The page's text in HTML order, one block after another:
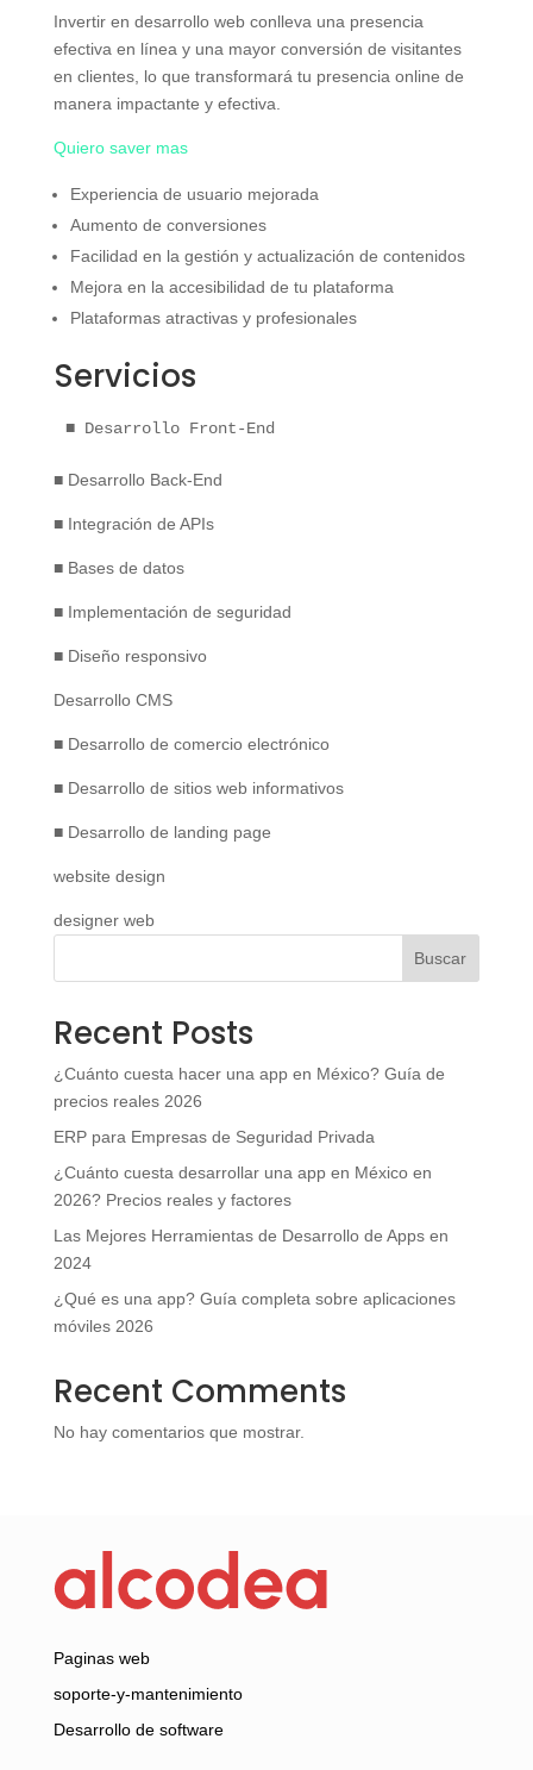
Invertir en desarrollo web conlleva una presencia
efectiva en línea y una mayor conversión de visitantes
en clientes, lo que transformará tu presencia online de
manera impactante y efectiva.
Quiero saver mas
Experiencia de usuario mejorada
Aumento de conversiones
Facilidad en la gestión y actualización de contenidos
Mejora en la accesibilidad de tu plataforma
Plataformas atractivas y profesionales
Servicios
■ Desarrollo Front-End
■ Desarrollo Back-End
■ Integración de APIs
■ Bases de datos
■ Implementación de seguridad
■ Diseño responsivo
Desarrollo CMS
■ Desarrollo de comercio electrónico
■ Desarrollo de sitios web informativos
■ Desarrollo de landing page
website design
designer web
Buscar
Recent Posts
¿Cuánto cuesta hacer una app en México? Guía de
precios reales 2026
ERP para Empresas de Seguridad Privada
¿Cuánto cuesta desarrollar una app en México en
2026? Precios reales y factores
Las Mejores Herramientas de Desarrollo de Apps en
2024
¿Qué es una app? Guía completa sobre aplicaciones
móviles 2026
Recent Comments
No hay comentarios que mostrar.
Paginas web
soporte-y-mantenimiento
Desarrollo de software